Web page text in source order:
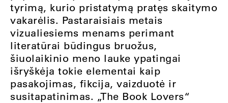
tyrimą, kurio pristatymą pratęs skaitymo
vakarėlis. Pastaraisiais metais
vizualiesiems menams perimant
literatūrai būdingus bruožus,
šiuolaikinio meno lauke ypatingai
išryškėja tokie elementai kaip
pasakojimas, fikcija, vaizduotė ir
susitapatinimas. „The Book Lovers“